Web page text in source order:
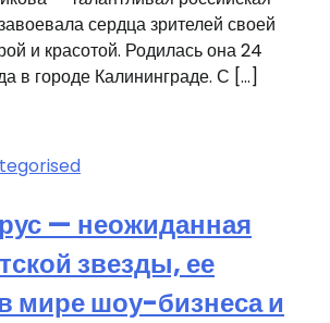
сердца зрителей своей
и красотой. Родилась она 24
в городе Калининграде. С […]
— неожиданная
звезды, ее
мире шоу-бизнеса и